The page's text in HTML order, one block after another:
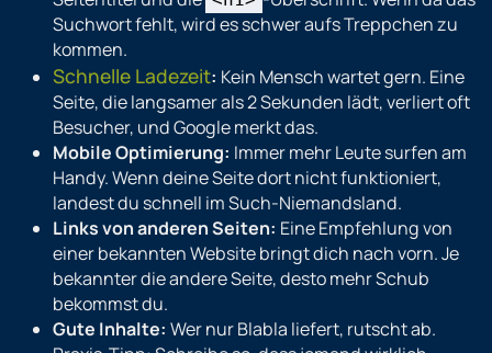
Suchwort fehlt, wird es schwer aufs Treppchen zu
kommen.
Schnelle Ladezeit: Kein Mensch wartet gern. Eine
Seite, die langsamer als 2 Sekunden lädt, verliert oft
Besucher, und Google merkt das.
Mobile Optimierung: Immer mehr Leute surfen am
Handy. Wenn deine Seite dort nicht funktioniert,
landest du schnell im Such-Niemandsland.
Links von anderen Seiten: Eine Empfehlung von
einer bekannten Website bringt dich nach vorn. Je
bekannter die andere Seite, desto mehr Schub
bekommst du.
Gute Inhalte: Wer nur Blabla liefert, rutscht ab.